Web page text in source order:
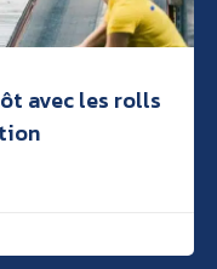
avec les rolls